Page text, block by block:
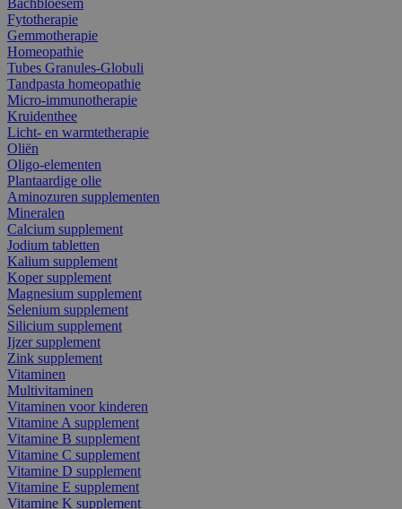
Fytotherapie
Gemmotherapie
Homeopathie
Tubes Granules-Globuli
Tandpasta homeopathie
Micro-immunotherapie
Kruidenthee
Licht- en warmtetherapie
Oliën
Oligo-elementen
Plantaardige olie
Aminozuren supplementen
Mineralen
Calcium supplement
Jodium tabletten
Kalium supplement
Koper supplement
Magnesium supplement
Selenium supplement
Silicium supplement
Ijzer supplement
Zink supplement
Vitaminen
Multivitaminen
Vitaminen voor kinderen
Vitamine A supplement
Vitamine B supplement
Vitamine C supplement
Vitamine D supplement
Vitamine E supplement
Vitamine K supplement